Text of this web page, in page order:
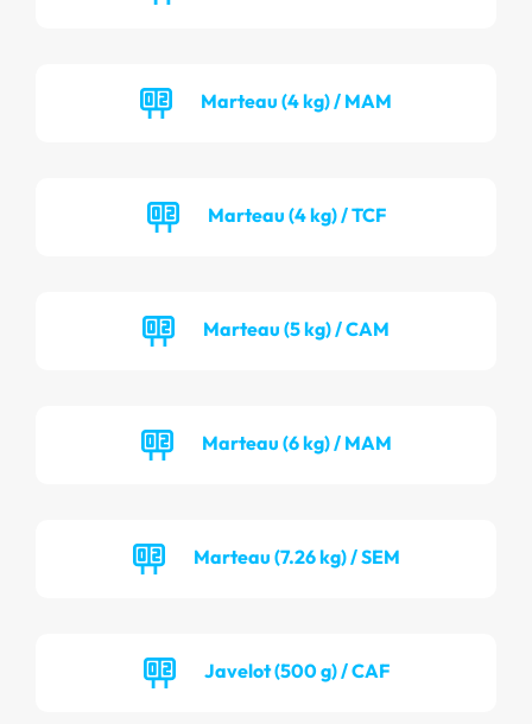
Marteau (4 kg) / MAM
Marteau (4 kg) / TCF
Marteau (5 kg) / CAM
Marteau (6 kg) / MAM
Marteau (7.26 kg) / SEM
Javelot (500 g) / CAF